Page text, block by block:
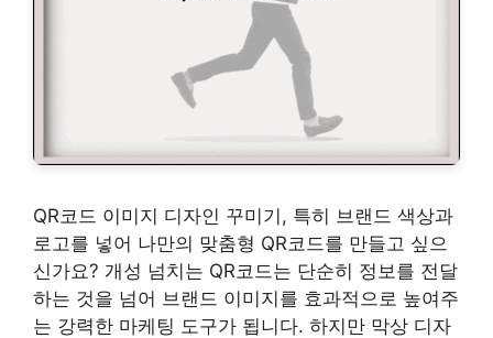
QR코드 이미지 디자인 꾸미기, 특히 브랜드 색상과
로고를 넣어 나만의 맞춤형 QR코드를 만들고 싶으
신가요? 개성 넘치는 QR코드는 단순히 정보를 전달
하는 것을 넘어 브랜드 이미지를 효과적으로 높여주
는 강력한 마케팅 도구가 됩니다. 하지만 막상 디자